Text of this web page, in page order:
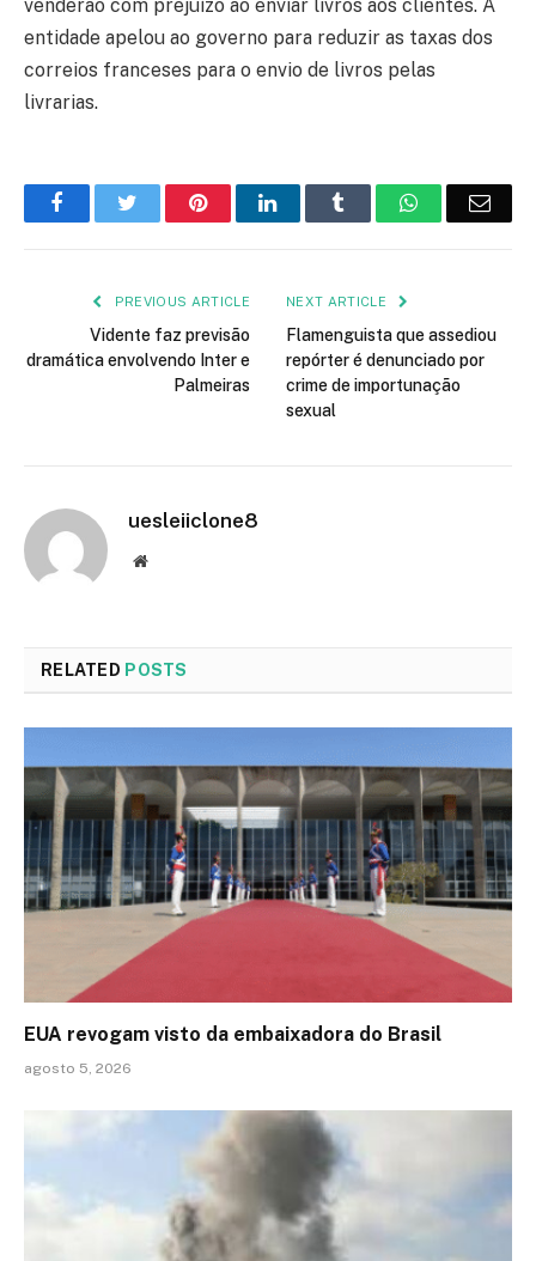
venderão com prejuízo ao enviar livros aos clientes. A
entidade apelou ao governo para reduzir as taxas dos
correios franceses para o envio de livros pelas
livrarias.
FacebookTwitter PinterestLinkedIn Tumblr WhatsApp
PREVIOUS ARTICLE
Vidente faz previsão
dramática envolvendo Inter e
Palmeiras
NEXT ARTICLE
Flamenguista que assediou
repórter é denunciado por
crime de importunação
sexual
uesleiiclone8
Website
RELATED POSTS
EUA revogam visto da embaixadora do Brasil
agosto 5, 2026